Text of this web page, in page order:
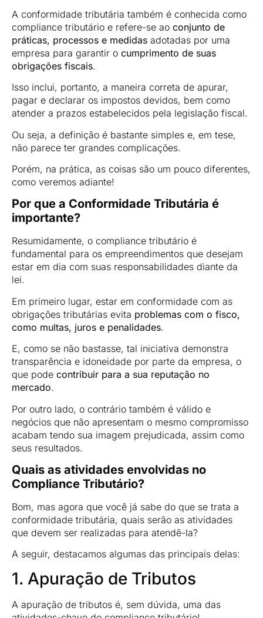
A conformidade tributária também é conhecida como
compliance tributário e refere-se ao conjunto de
práticas, processos e medidas adotadas por uma
empresa para garantir o cumprimento de suas
obrigações fiscais.
Isso inclui, portanto, a maneira correta de apurar,
pagar e declarar os impostos devidos, bem como
atender a prazos estabelecidos pela legislação fiscal.
Ou seja, a definição é bastante simples e, em tese,
não parece ter grandes complicações.
Porém, na prática, as coisas são um pouco diferentes,
como veremos adiante!
Por que a Conformidade Tributária é
importante?
Resumidamente, o compliance tributário é
fundamental para os empreendimentos que desejam
estar em dia com suas responsabilidades diante da
lei.
Em primeiro lugar, estar em conformidade com as
obrigações tributárias evita problemas com o fisco,
como multas, juros e penalidades.
E, como se não bastasse, tal iniciativa demonstra
transparência e idoneidade por parte da empresa, o
que pode contribuir para a sua reputação no
mercado.
Por outro lado, o contrário também é válido e
negócios que não apresentam o mesmo compromisso
acabam tendo sua imagem prejudicada, assim como
seus resultados.
Quais as atividades envolvidas no
Compliance Tributário?
Bom, mas agora que você já sabe do que se trata a
conformidade tributária, quais serão as atividades
que devem ser realizadas para atendê-la?
A seguir, destacamos algumas das principais delas:
1. Apuração de Tributos
A apuração de tributos é, sem dúvida, uma das